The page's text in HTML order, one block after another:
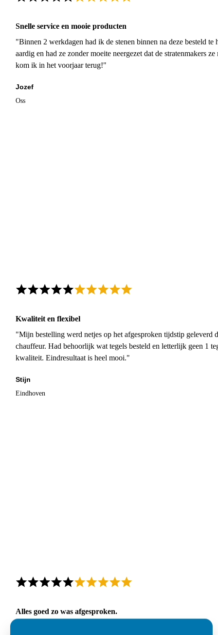
Snelle service en mooie producten
"Binnen 2 werkdagen had ik de stenen binnen na deze besteld
aardig en had ze zonder moeite neergezet dat de stratenmakers
kom ik in het voorjaar terug!"
Jozef
Oss
Kwaliteit en flexibel
"Mijn bestelling werd netjes op het afgesproken tijdstip geleverd
chauffeur. Had behoorlijk wat tegels besteld en letterlijk geen 1
kwaliteit. Eindresultaat is heel mooi."
Stijn
Eindhoven
Alles goed zo was afgesproken.